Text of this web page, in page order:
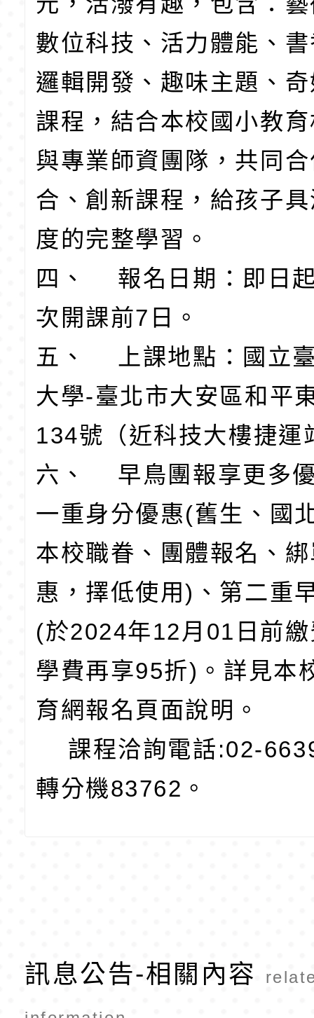
數位科技、活力體能、
邏輯開發、趣味主題、
課程，結合本校國小教
與專業師資團隊，共同
合、創新課程，給孩子
度的完整學習。
四、 報名日期：即日
次開課前7日。
五、 上課地點：國立
大學-臺北市大安區和平
134號（近科技大樓捷運
六、 早鳥團報享更多
一重身分優惠(舊生、國
本校職眷、團體報名、
惠，擇低使用)、第二重
(於2024年12月01日前
學費再享95折)。詳見本
育網報名頁面說明。
課程洽詢電話:02-
轉分機83762。
訊息公告-相關內容